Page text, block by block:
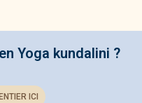
Yoga kundalini ?
ICI